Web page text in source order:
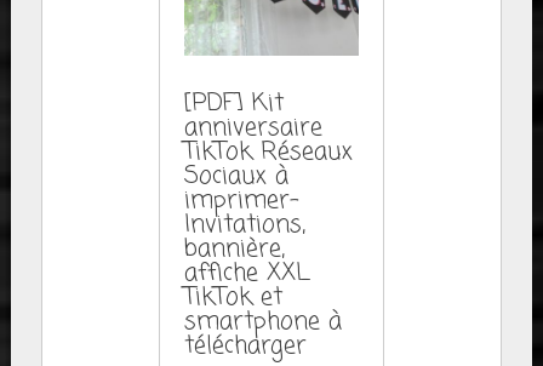
[PDF] Kit
anniversaire
TikTok Réseaux
Sociaux à
imprimer-
Invitations,
bannière,
affiche XXL
TikTok et
smartphone à
télécharger